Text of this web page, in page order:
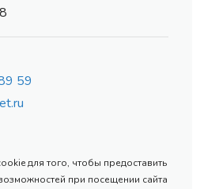
59
для того, чтобы предоставить
при посещении сайта